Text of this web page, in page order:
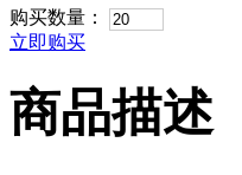
购买数量：
立即购买
商品描述